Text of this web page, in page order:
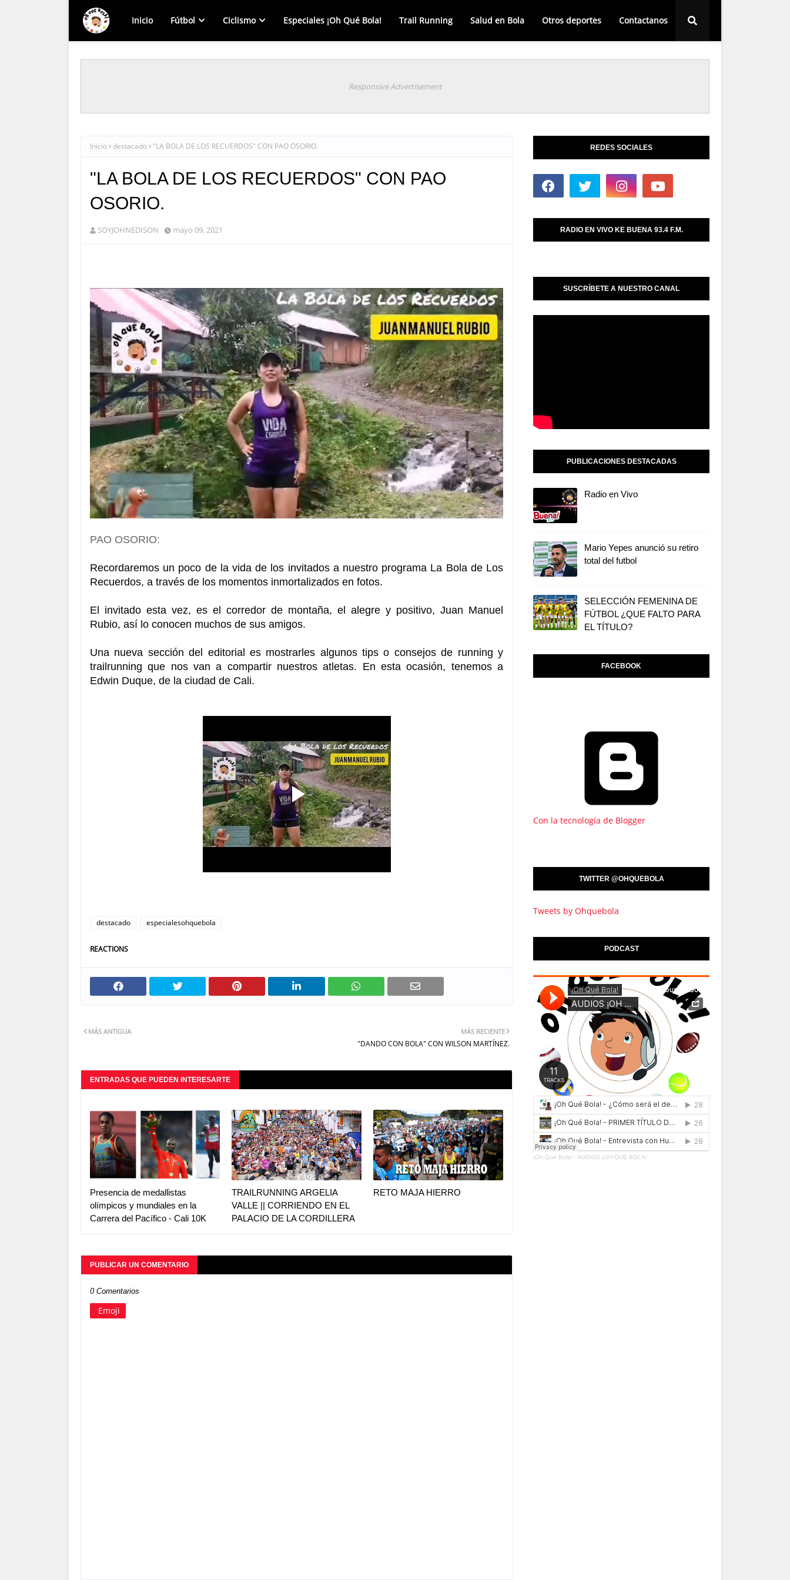
Inicio Fútbol Ciclismo Especiales ¡Oh Qué Bola! Trail Running Salud en Bola Otros deportes Contactanos
Responsive Advertisement
Inicio destacado "LA BOLA DE LOS RECUERDOS" CON PAO OSORIO.
"LA BOLA DE LOS RECUERDOS" CON PAO
OSORIO.
SOYJOHNEDISON mayo 09, 2021
PAO OSORIO:
Recordaremos un poco de la vida de los invitados a nuestro programa La Bola de Los
Recuerdos, a través de los momentos inmortalizados en fotos.
El invitado esta vez, es el corredor de montaña, el alegre y positivo, Juan Manuel
Rubio, así lo conocen muchos de sus amigos.
Una nueva sección del editorial es mostrarles algunos tips o consejos de running y
trailrunning que nos van a compartir nuestros atletas. En esta ocasión, tenemos a
Edwin Duque, de la ciudad de Cali.
destacado especialesohquebola
REACTIONS
MÁS RECIENTE
"DANDO CON BOLA" CON WILSON MARTÍNEZ.
MÁS ANTIGUA
ENTRADAS QUE PUEDEN INTERESARTE
Presencia de medallistas
olímpicos y mundiales en la
Carrera del Pacífico - Cali 10K
TRAILRUNNING ARGELIA
VALLE || CORRIENDO EN EL
PALACIO DE LA CORDILLERA
RETO MAJA HIERRO
PUBLICAR UN COMENTARIO
0 Comentarios
Emoji
REDES SOCIALES
RADIO EN VIVO KE BUENA 93.4 F.M.
SUSCRÍBETE A NUESTRO CANAL
PUBLICACIONES DESTACADAS
Radio en Vivo
Mario Yepes anunció su retiro
total del futbol
SELECCIÓN FEMENINA DE
FÚTBOL ¿QUE FALTO PARA
EL TÍTULO?
FACEBOOK
Con la tecnología de Blogger
TWITTER @OHQUEBOLA
Tweets by Ohquebola
PODCAST
¡Oh Qué Bola! · AUDIOS ¡OH QUÉ BOLA!